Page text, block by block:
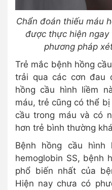
Chẩn đoán thiếu máu
được thực hiện
phương pháp
Trẻ mắc bệnh hồng
trải qua các cơn đau
hồng cầu hình liềm
máu, trẻ cũng có thể
cầu trong máu và có
hơn trẻ bình thường
Bệnh hồng cầu hình
hemoglobin SS, bệnh
phổ biến nhất của
Hiện nay chưa có